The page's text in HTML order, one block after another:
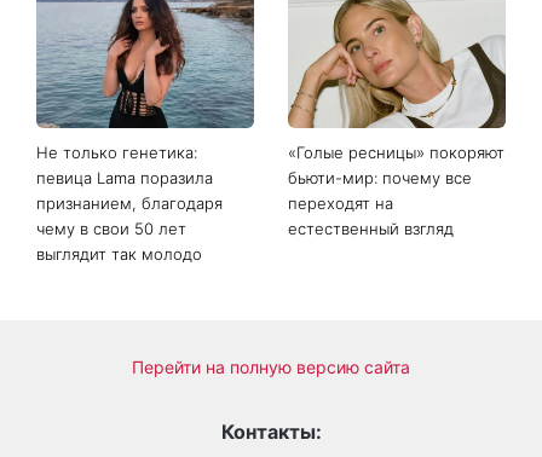
Как носить самую легкую
закрытую обувь этого лета:
3 стильных образа с
мокасинами
День ангела Николая 8
августа: кто еще отмечает
именины и какой будет
осень по приметкам